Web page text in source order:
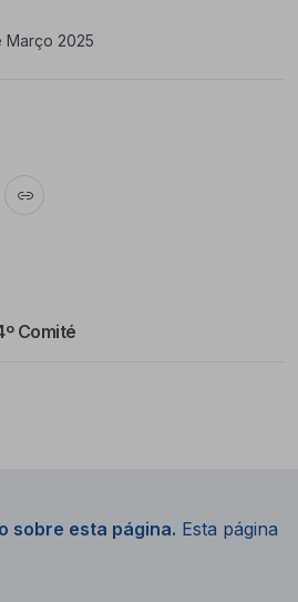
Março 2025
Comité
sobre esta página. Esta página